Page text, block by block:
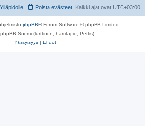
Kaikki ajat ovat UTC+03:00
Poista evästeet
phpBB® Forum Software © phpBB Limited
Suomi (lurttinen, harritapio, Pettis)
Yksityisyys | Ehdot